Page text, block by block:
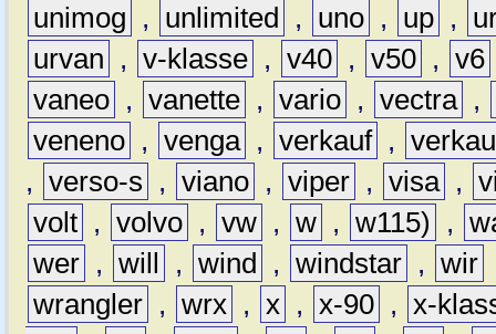
unimog
, unlimited , uno , up ,
urvan
, v-klasse , v40 , v50 , v6
vaneo , vanette , vario , vectra ,
veneno , venga , verkauf ,
, verso-s , viano , viper , visa ,
volt , volvo , vw , w , w115) ,
wer , will , wind , windstar , wir
wrangler , wrx , x , x-90 , x-